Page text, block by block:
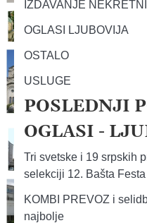
IZDAVANJE
OGLASI LJUBOVIJA
OSTALO
USLUGE
POSLEDNJI
OGLASI -
Tri svetske i 19 srpskih
selekciji 12. Bašta
KOMBI PREVOZ i
najbolje